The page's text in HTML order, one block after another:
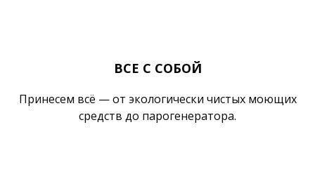
ВСЕ С СОБОЙ
Принесем всё — от экологически чистых моющих
средств до парогенератора.